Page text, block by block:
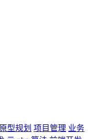
原型规划 项目管理 业务